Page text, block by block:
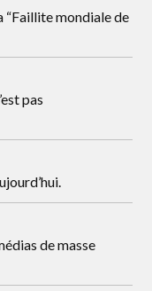
“Faillite mondiale de
pas
de masse